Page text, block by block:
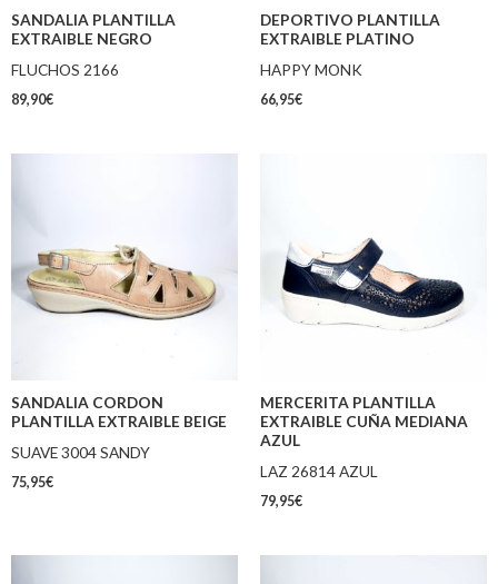
SANDALIA PLANTILLA
EXTRAIBLE NEGRO
FLUCHOS 2166
89,90€
DEPORTIVO PLANTILLA
EXTRAIBLE PLATINO
HAPPY MONK
66,95€
SANDALIA CORDON
PLANTILLA EXTRAIBLE BEIGE
SUAVE 3004 SANDY
75,95€
MERCERITA PLANTILLA
EXTRAIBLE CUÑA MEDIANA
AZUL
LAZ 26814 AZUL
79,95€